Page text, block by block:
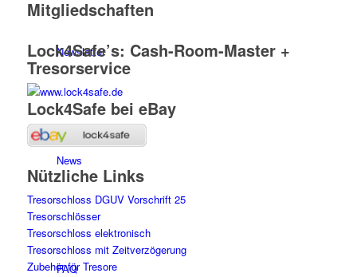
Newsletter
News
FAQ
Mitgliedschaften
Lock4Safe’s: Cash-Room-Master +
Tresorservice
Lock4Safe bei eBay
Nützliche Links
Tresorschloss DGUV Vorschrift 25
Tresorschlösser
Tresorschloss elektronisch
Tresorschloss mit Zeitverzögerung
Zubehör für Tresore